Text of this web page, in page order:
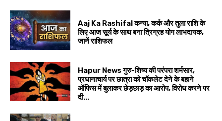
Aaj Ka Rashifal कन्या, कर्क और तुला राशि के
लिए आज सूर्य के साथ बना त्रिग्रह योग लाभदायक,
जानें राशिफल
Hapur News गुरु-शिष्य की परंपरा शर्मसार,
प्रधानाचार्य पर छात्रा को चॉकलेट देने के बहाने
ऑफिस में बुलाकर छेड़छाड़ का आरोप, विरोध करने पर
दी...